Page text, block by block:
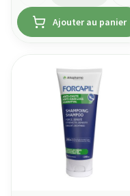
Ajouter au panier